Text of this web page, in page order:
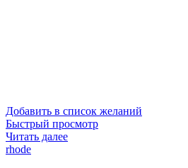
Добавить в список желаний
Быстрый просмотр
Читать далее
rhode